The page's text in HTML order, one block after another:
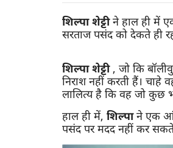
शिल्पा शेट्टीने हाल ही में
सरताज पसंद को देकते ही
शिल्पा शेट्टी, जो कि
निराश नहीं करती हैं।
लालित्य है कि वह जो कुछ
हाल ही में, शिल्पाने एक
पसंद पर मदद नहीं कर